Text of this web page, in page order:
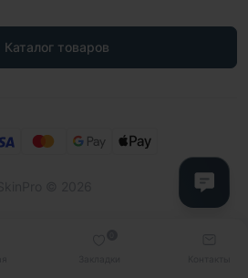
Каталог товаров